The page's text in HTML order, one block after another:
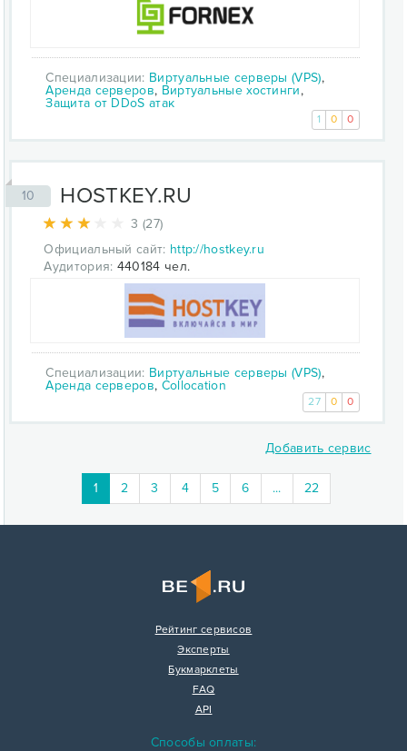
Специализации: Виртуальные серверы (VPS),
Аренда серверов, Виртуальные хостинги,
Защита от DDoS атак
1 0 0
10 HOSTKEY.RU
3 (27)
Официальный сайт: http://hostkey.ru
Аудитория: 440184 чел.
Специализации: Виртуальные серверы (VPS),
Аренда серверов, Collocation
27 0 0
Добавить сервис
1 2 3 4 5 6 ... 22
Рейтинг сервисов
Эксперты
Букмарклеты
FAQ
API
Способы оплаты: